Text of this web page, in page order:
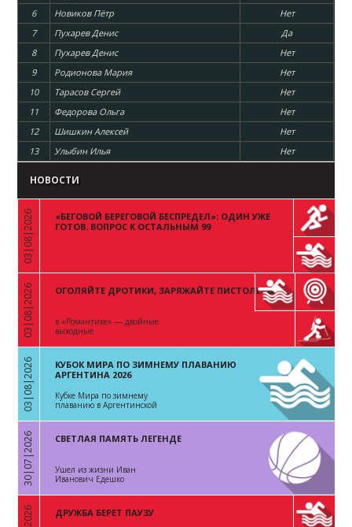
6
Новиков Пётр
Нет
7
Пухарев Денис
Да
8
Пухарев Денис
Нет
9
Родионова Мария
Нет
10
Тарасов Сергей
Нет
11
Федорова Ольга
Нет
12
Шишкин Алексей
Нет
13
Улыбин Илья Нет
НОВОСТИ
«
03|08|2026
«БЕГОВОЙ БЕРЕГОВОЙ БЕСПРЕДЕЛ»: ОДИН УЖЕ
ГОТОВ. ВОПРОС К ОСТАЛЬНЫМ 99
«
03|08|2026 ОГОЛЯЙТЕ ДРОТИКИ, ЗАРЯЖАЙТЕ ПИСТОЛЕТЫ
в «Романтике» — двойные
выходные
«
03|08|2026
КУБОК МИРА ПО ЗИМНЕМУ ПЛАВАНИЮ
АРГЕНТИНА 2026
Кубке Мира по зимнему
плаванию в Аргентинской
«
30|07|2026 СВЕТЛАЯ ПАМЯТЬ ЛЕГЕНДЕ
Ушел из жизни Иван
Иванович Едешко
ДРУЖБА БЕРЕТ ПАУЗУ